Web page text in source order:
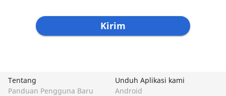
Kirim
Tentang
Panduan Pengguna Baru
Unduh Aplikasi kami
Android